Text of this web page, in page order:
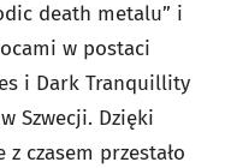
death metalu” i
w postaci
i Dark Tranquillity
Szwecji. Dzięki
czasem przestało